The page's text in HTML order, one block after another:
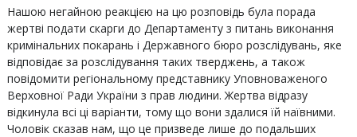
Нашою негайною реакцією на цю розповідь була порада
жертві подати скарги до Департаменту з питань виконання
кримінальних покарань і Державного бюро розслідувань, яке
відповідає за розслідування таких тверджень, а також
повідомити регіональному представнику Уповноваженого
Верховної Ради України з прав людини. Жертва відразу
відкинула всі ці варіанти, тому що вони здалися їй наївними.
Чоловік сказав нам, що це призведе лише до подальших